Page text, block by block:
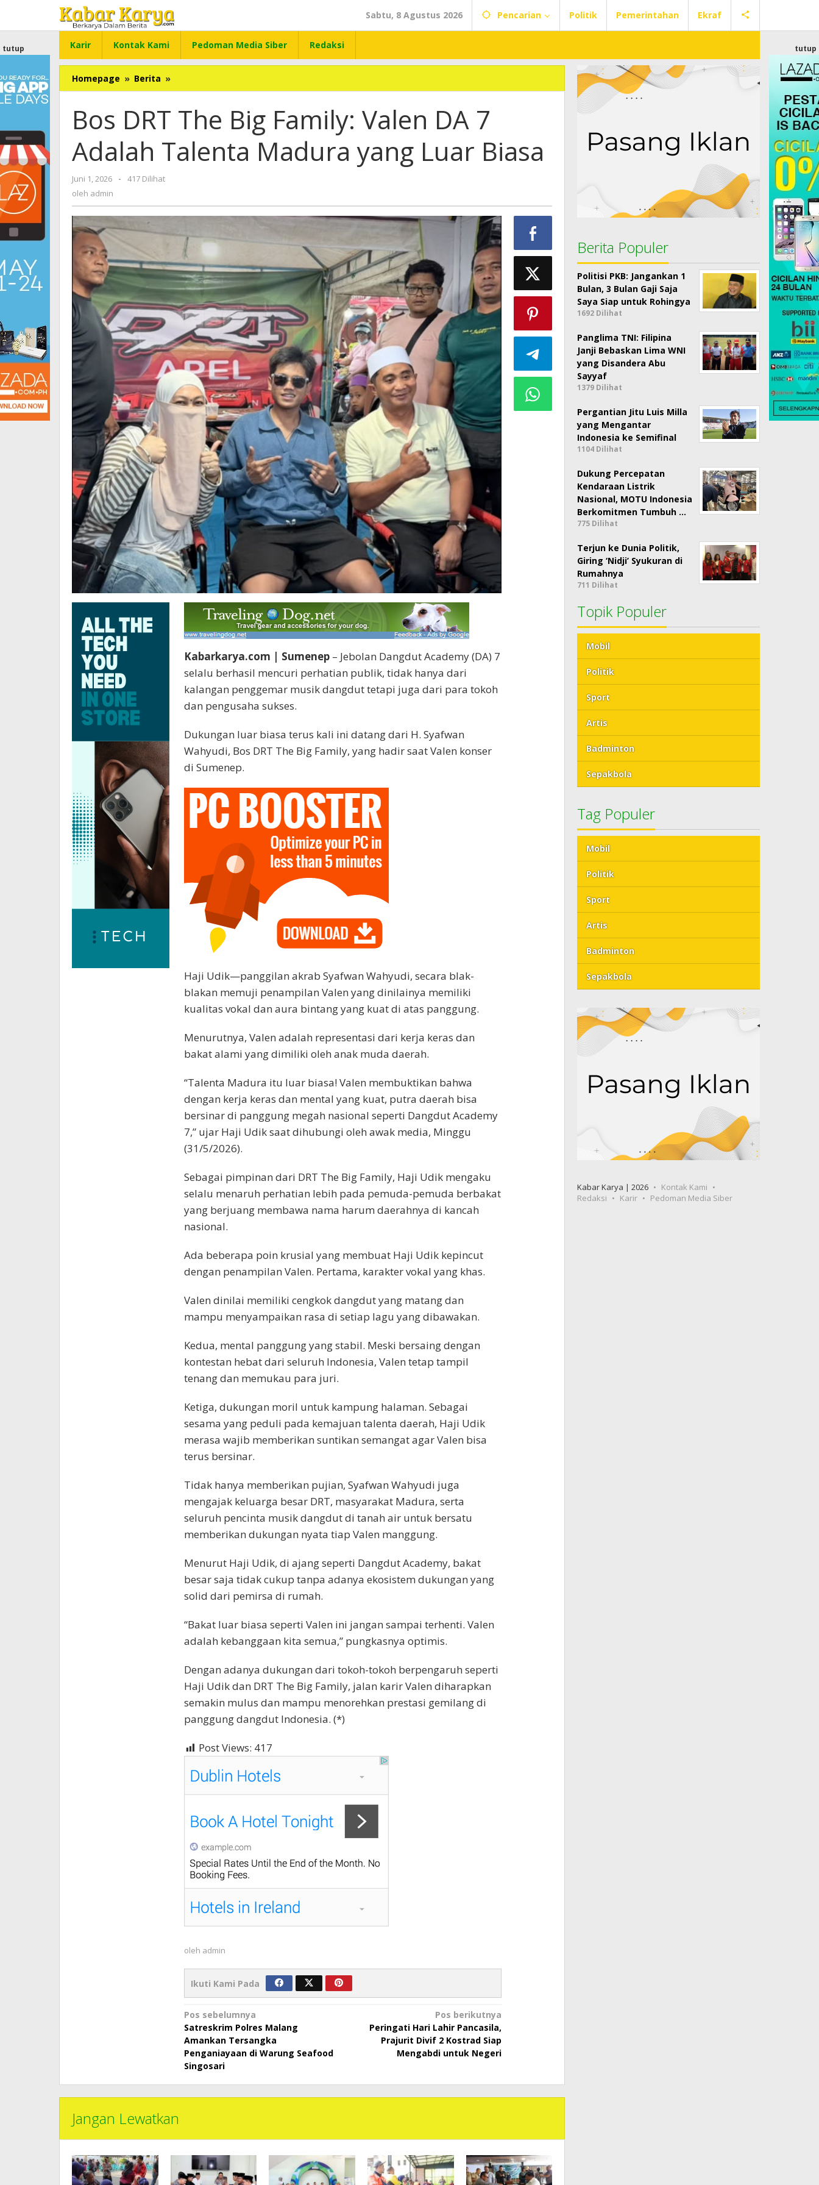
konten
Sabtu, 8 Agustus 2026 Pencarian Politik Pemerintahan Ekraf
Karir Kontak Kami Pedoman Media Siber Redaksi
tutup tutup
Homepage » Berita »
DRT
Big
Family:
Valen
DA
Madura
yang
Luar
Biasa
Bos DRT The Big Family: Valen DA 7
Adalah Talenta Madura yang Luar Biasa
Juni 1, 2026
oleh
-
417 Dilihat
oleh admin
Kabarkarya.com | Sumenep– Jebolan Dangdut Academy (DA) 7
selalu berhasil mencuri perhatian publik, tidak hanya dari
kalangan penggemar musik dangdut tetapi juga dari para tokoh
dan pengusaha sukses.
Dukungan luar biasa terus kali ini datang dari H. Syafwan
Wahyudi, Bos DRT The Big Family, yang hadir saat Valen konser
di Sumenep.
Haji Udik—panggilan akrab Syafwan Wahyudi, secara blak-
blakan memuji penampilan Valen yang dinilainya memiliki
kualitas vokal dan aura bintang yang kuat di atas panggung.
Menurutnya, Valen adalah representasi dari kerja keras dan
bakat alami yang dimiliki oleh anak muda daerah.
“Talenta Madura itu luar biasa! Valen membuktikan bahwa
dengan kerja keras dan mental yang kuat, putra daerah bisa
bersinar di panggung megah nasional seperti Dangdut Academy
7,” ujar Haji Udik saat dihubungi oleh awak media, Minggu
(31/5/2026).
Sebagai pimpinan dari DRT The Big Family, Haji Udik mengaku
selalu menaruh perhatian lebih pada pemuda-pemuda berbakat
yang berjuang membawa nama harum daerahnya di kancah
nasional.
Ada beberapa poin krusial yang membuat Haji Udik kepincut
dengan penampilan Valen. Pertama, karakter vokal yang khas.
Valen dinilai memiliki cengkok dangdut yang matang dan
mampu menyampaikan rasa di setiap lagu yang dibawakan.
Kedua, mental panggung yang stabil. Meski bersaing dengan
kontestan hebat dari seluruh Indonesia, Valen tetap tampil
tenang dan memukau para juri.
Ketiga, dukungan moril untuk kampung halaman. Sebagai
sesama yang peduli pada kemajuan talenta daerah, Haji Udik
merasa wajib memberikan suntikan semangat agar Valen bisa
terus bersinar.
Tidak hanya memberikan pujian, Syafwan Wahyudi juga
mengajak keluarga besar DRT, masyarakat Madura, serta
seluruh pencinta musik dangdut di tanah air untuk bersatu
memberikan dukungan nyata tiap Valen manggung.
Menurut Haji Udik, di ajang seperti Dangdut Academy, bakat
besar saja tidak cukup tanpa adanya ekosistem dukungan yang
solid dari pemirsa di rumah.
“Bakat luar biasa seperti Valen ini jangan sampai terhenti. Valen
adalah kebanggaan kita semua,” pungkasnya optimis.
Dengan adanya dukungan dari tokoh-tokoh berpengaruh seperti
Haji Udik dan DRT The Big Family, jalan karir Valen diharapkan
semakin mulus dan mampu menorehkan prestasi gemilang di
panggung dangdut Indonesia. (*)
Post Views: 417
oleh admin
Ikuti Kami Pada
Navigasi
pos
Pos sebelumnya
Satreskrim Polres Malang
Amankan Tersangka
Penganiayaan di Warung Seafood
Singosari
Pos berikutnya
Peringati Hari Lahir Pancasila,
Prajurit Divif 2 Kostrad Siap
Mengabdi untuk Negeri
Jangan Lewatkan
Berita Populer
Politisi PKB: Jangankan 1
Bulan, 3 Bulan Gaji Saja
Saya Siap untuk Rohingya
1692 Dilihat
Panglima TNI: Filipina
Janji Bebaskan Lima WNI
yang Disandera Abu
Sayyaf
1379 Dilihat
Pergantian Jitu Luis Milla
yang Mengantar
Indonesia ke Semifinal
1104 Dilihat
Dukung Percepatan
Kendaraan Listrik
Nasional, MOTU Indonesia
Berkomitmen Tumbuh …
775 Dilihat
Terjun ke Dunia Politik,
Giring ‘Nidji’ Syukuran di
Rumahnya
711 Dilihat
Topik Populer
Mobil
Politik
Sport
Artis
Badminton
Sepakbola
Tag Populer
Mobil
Politik
Sport
Artis
Badminton
Sepakbola
Kabar Karya | 2026
Kontak Kami
Redaksi
Karir Pedoman Media Siber